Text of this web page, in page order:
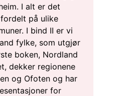
I alt er det
på ulike
I bind II er vi
fylke, som utgjør
boken, Nordland
dekker regionene
og Ofoten og har
for